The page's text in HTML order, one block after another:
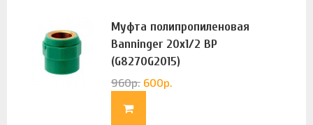
Муфта полипропиленовая
Banninger 20х1/2 ВР
(G8270G2015)
960р. 600р.